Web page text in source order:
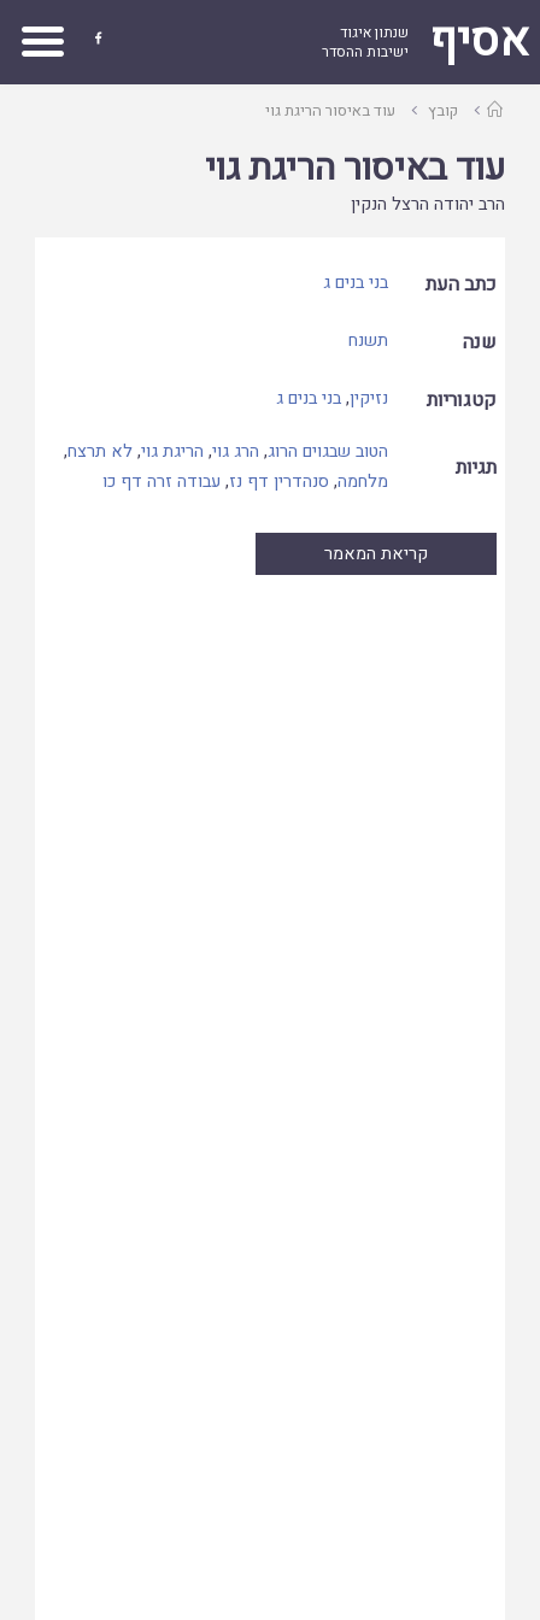
אסיף
שנתון איגוד
ישיבות ההסדר

עמודקובץ עוד באיסור הריגת גוי
עוד באיסור הריגת גוי
הרב יהודה הרצל הנקין
כתב העת בני בנים ג
שנה תשנח
קטגוריות נזיקין,בני בנים ג
תגיות
הטוב שבגוים הרוג, הרג גוי, הריגת גוי,לא תרצח,
מלחמה, סנהדרין דף נז, עבודה זרה דף כו
קריאת המאמר